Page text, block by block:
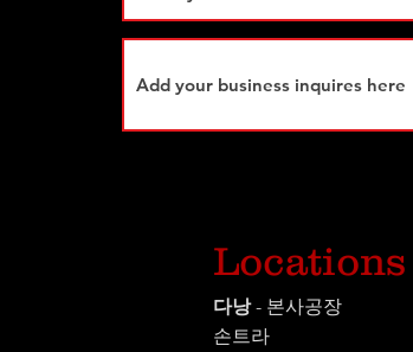
Locations
다낭 - 본사공장
손트라